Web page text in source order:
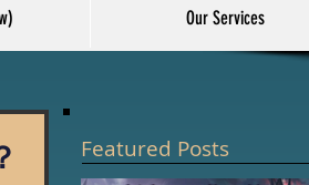
Our Services
Featured Posts